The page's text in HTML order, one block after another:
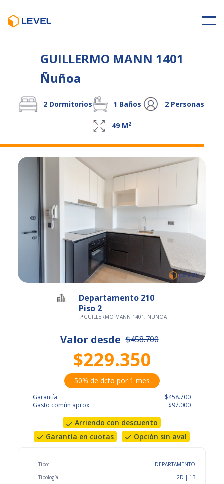
GUILLERMO MANN 1401
Ñuñoa
2 Dormitorios 1 Baños 2 Personas
49 M2
Departamento 210
Piso 2
📍GUILLERMO MANN 1401, ÑUÑOA
Valor desde $458.700
$229.350
50% de dcto por 1 mes
Garantía
Gasto común aprox.
$458.700
$97.000
Arriendo con descuento
Garantía en cuotas
Opción sin aval
Tipo:
Tipología:
DEPARTAMENTO
2D | 1B